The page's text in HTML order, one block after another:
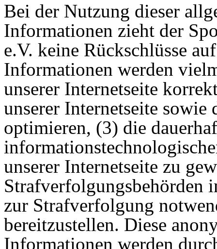
Bei der Nutzung dieser
Informationen zieht der
e.V. keine Rückschlüsse
Informationen werden
unserer Internetseite
unserer Internetseite sowie
optimieren, (3) die
unserer Internetseite zu
Strafverfolgungsbehörden
zur Strafverfolgung
bereitzustellen. Diese
Informationen werden